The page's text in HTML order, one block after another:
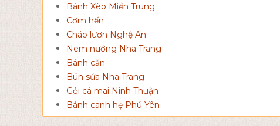
Bánh Xèo Miền Trung
Cơm hến
Cháo lươn Nghệ An
Nem nướng Nha Trang
Bánh căn
Bún sứa Nha Trang
Gỏi cá mai Ninh Thuận
Bánh canh hẹ Phú Yên